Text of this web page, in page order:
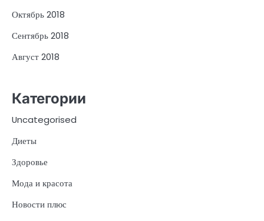
Октябрь 2018
Сентябрь 2018
Август 2018
Категории
Uncategorised
Диеты
Здоровье
Мода и красота
Новости плюс